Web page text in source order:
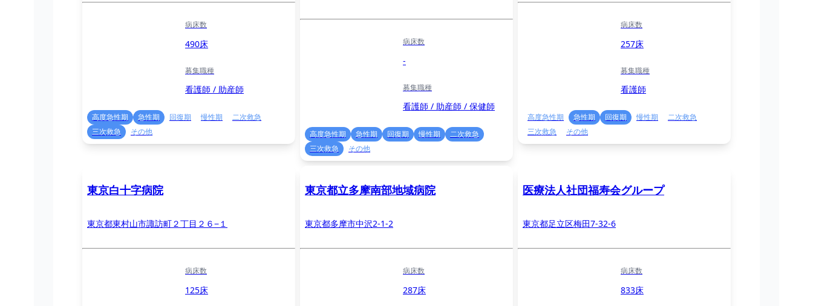
病床数
490床
募集職種
看護師 / 助産師
高度急性期 急性期 回復期 慢性期
二次救急
三次救急
その他
病床数
-
募集職種
看護師 / 助産師 / 保健師
高度急性期 急性期 回復期 慢性期
二次救急
三次救急
その他
病床数
257床
募集職種
看護師
高度急性期 急性期 回復期 慢性期
二次救急
三次救急
その他
東京白十字病院
東京都東村山市諏訪町２丁目２６−１
病床数
125床
東京都立多摩南部地域病院
東京都多摩市中沢2-1-2
病床数
287床
医療法人社団福寿会グループ
東京都足立区梅田7-32-6
病床数
833床